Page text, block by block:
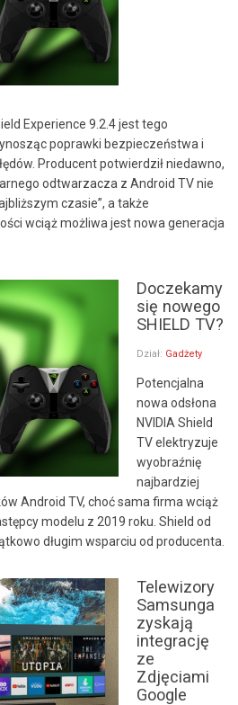
Experience 9.2.4 jest tego
poprawki bezpieczeństwa i
Producent potwierdził niedawno,
odtwarzacza z Android TV nie
czasie”, a także
wciąż możliwa jest nowa generacja
Doczekamy
się nowego
SHIELD TV?
Dział: Gadżety
Potencjalna
nowa odsłona
NVIDIA Shield
TV elektryzuje
wyobraźnię
najbardziej
Android TV, choć sama firma wciąż
modelu z 2019 roku. Shield od
długim wsparciu od producenta.
Telewizory
Samsunga
zyskają
integrację
ze
Zdjęciami
Google